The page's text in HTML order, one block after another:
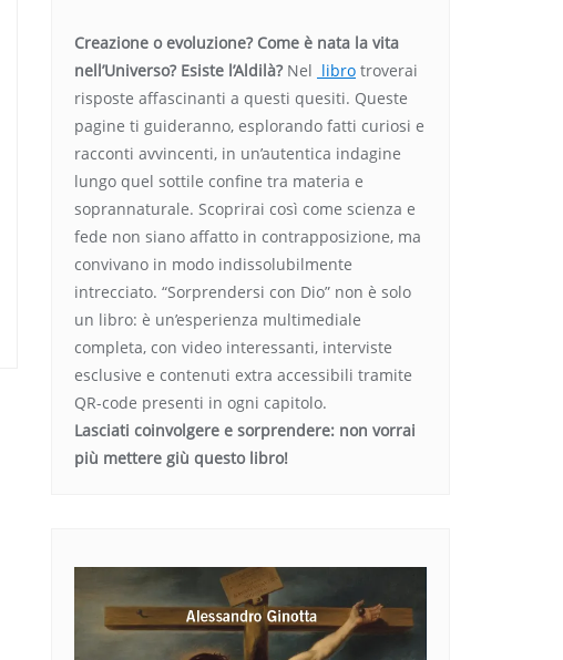
Creazione o evoluzione? Come è nata la vita
nell’Universo? Esiste l’Aldilà? Nel libro troverai
risposte affascinanti a questi quesiti. Queste
pagine ti guideranno, esplorando fatti curiosi e
racconti avvincenti, in un’autentica indagine
lungo quel sottile confine tra materia e
soprannaturale. Scoprirai così come scienza e
fede non siano affatto in contrapposizione, ma
convivano in modo indissolubilmente
intrecciato. “Sorprendersi con Dio” non è solo
un libro: è un’esperienza multimediale
completa, con video interessanti, interviste
esclusive e contenuti extra accessibili tramite
QR-code presenti in ogni capitolo.
Lasciati coinvolgere e sorprendere: non vorrai
più mettere giù questo libro!